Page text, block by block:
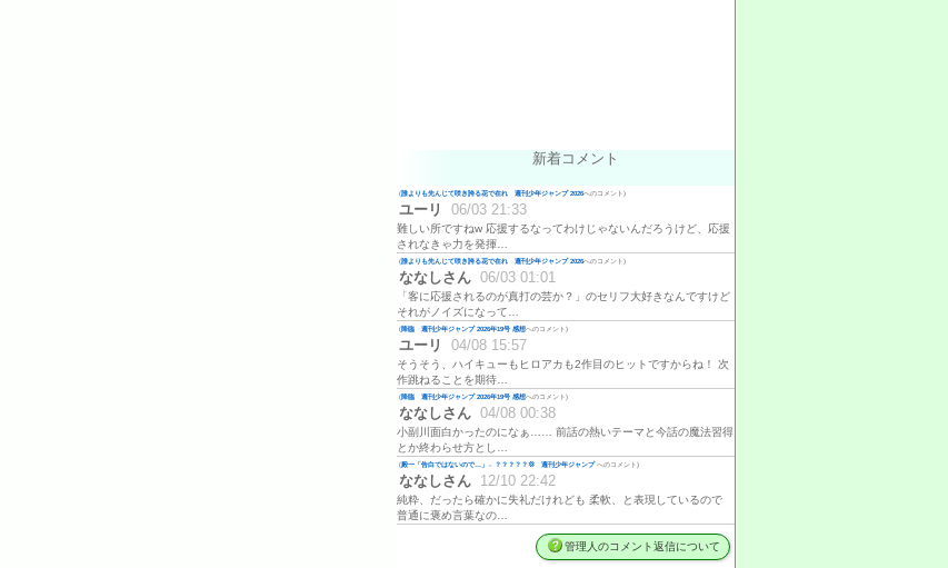
新着コメント
(誰よりも先んじて咲き誇る花で在れ 週刊少年ジャンプ 2026へのコメント)
ユーリ 06/03 21:33
難しい所ですねw 応援するなってわけじゃないんだろうけど、応援
されなきゃ力を発揮…
(誰よりも先んじて咲き誇る花で在れ 週刊少年ジャンプ 2026へのコメント)
ななしさん 06/03 01:01
「客に応援されるのが真打の芸か？」のセリフ大好きなんですけど
それがノイズになって…
(降臨 週刊少年ジャンプ 2026年19号 感想へのコメント)
ユーリ 04/08 15:57
そうそう、ハイキューもヒロアカも2作目のヒットですからね！ 次
作跳ねることを期待…
(降臨 週刊少年ジャンプ 2026年19号 感想へのコメント)
ななしさん 04/08 00:38
小副川面白かったのになぁ…… 前話の熱いテーマと今話の魔法習得
とか終わらせ方とし…
(殿一「告白ではないので…」←？？？？？💢 週刊少年ジャンプへのコメント)
ななしさん 12/10 22:42
純粋、だったら確かに失礼だけれども 柔軟、と表現しているので
普通に褒め言葉なの…
管理人のコメント返信について